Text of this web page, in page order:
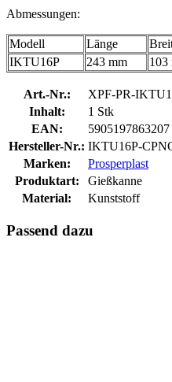
Abmessungen:
Modell Länge
IKTU16P
243 mm 103
Art.-Nr.:
XPF-PR-
Inhalt:
1 Stk
EAN:
5905197863207
Hersteller-Nr.: IKTU16P-
Marken:
Prosperplast
Produktart:
Gießkanne
Material:
Kunststoff
Passend dazu